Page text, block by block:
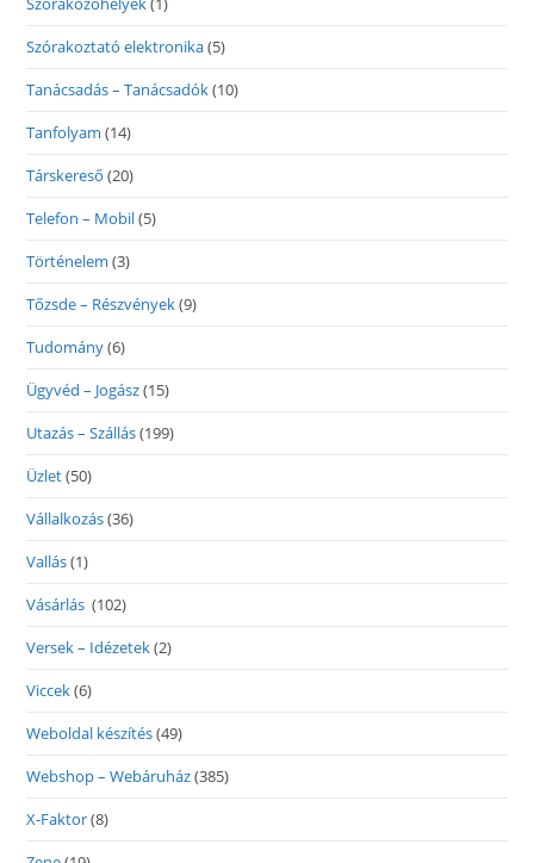
Szórakoztató elektronika(5)
Tanácsadás – Tanácsadók(10)
Tanfolyam (14)
Társkereső (20)
Telefon – Mobil(5)
Történelem (3)
Tőzsde – Részvények(9)
Tudomány(6)
Ügyvéd – Jogász(15)
Utazás – Szállás(199)
Üzlet(50)
Vállalkozás(36)
Vallás(1)
Vásárlás (102)
Versek – Idézetek(2)
Viccek(6)
Weboldal készítés(49)
Webshop – Webáruház(385)
X-Faktor(8)